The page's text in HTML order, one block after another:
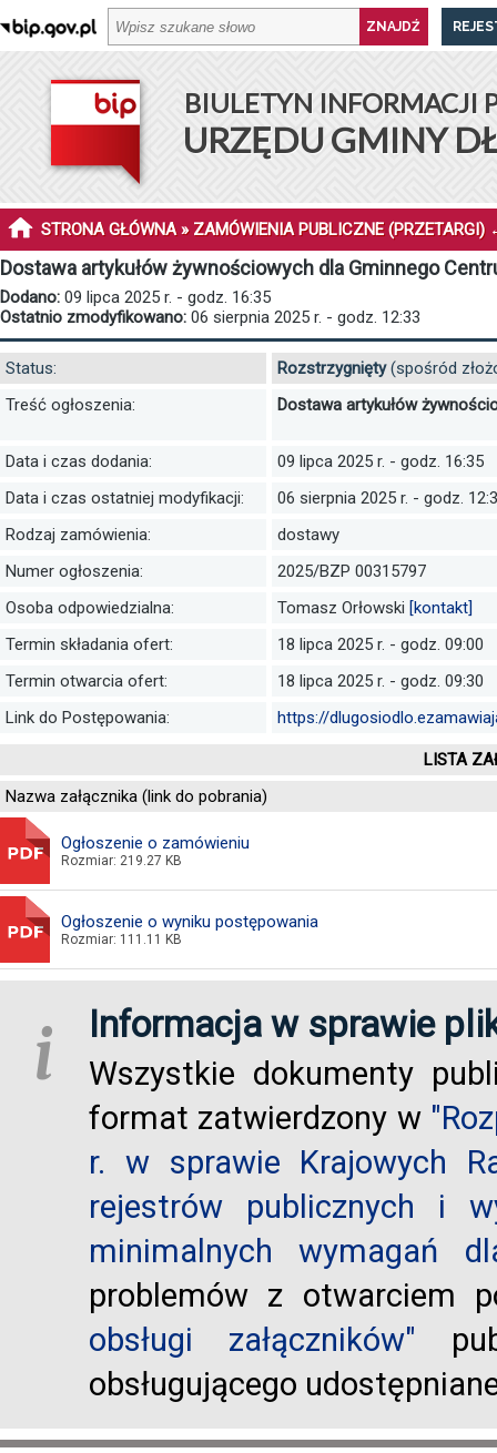
BIULETYN INFORMACJI
URZĘDU GMINY
STRONA GŁÓWNA» ZAMÓWIENIA PUBLICZNE (PRZETARGI)
Dostawa artykułów żywnościowych dla Gminnego
Dodano: 09 lipca 2025 r. - godz. 16:35
Ostatnio zmodyfikowano: 06 sierpnia 2025 r. - godz. 12:33
Status: Rozstrzygnięty(spośród
Treść ogłoszenia:
Dostawa artykułów
Data i czas dodania:
09 lipca 2025 r. - godz. 16:35
Data i czas ostatniej modyfikacji:
06 sierpnia 2025 r. - godz.
Rodzaj zamówienia:
dostawy
Numer ogłoszenia:
2025/BZP 00315797
Osoba odpowiedzialna:
Tomasz Orłowski [kontakt]
Termin składania ofert:
18 lipca 2025 r. - godz. 09:00
Termin otwarcia ofert:
18 lipca 2025 r. - godz. 09:30
Link do Postępowania:
https://
LISTA
Nazwa załącznika (link do pobrania)
Ogłoszenie o zamówieniu
Rozmiar: 219.27 KB
Ogłoszenie o wyniku postępowania
Rozmiar: 111.11 KB
i Informacja w sprawie
Wszystkie dokumenty
format zatwierdzony w
r. w sprawie Krajowych
rejestrów publicznych i
minimalnych wymagań
problemów z otwarciem
obsługi załączników"
obsługującego